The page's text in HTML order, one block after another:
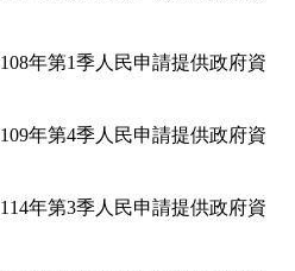
108年第1季人民申請提供政府資
109年第4季人民申請提供政府資
114年第3季人民申請提供政府資